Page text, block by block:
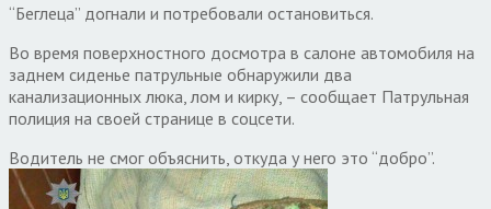
“Беглеца” догнали и потребовали остановиться.
Во время поверхностного досмотра в салоне автомобиля на
заднем сиденье патрульные обнаружили два
канализационных люка, лом и кирку, – сообщает Патрульная
полиция на своей странице в соцсети.
Водитель не смог объяснить, откуда у него это “добро”.